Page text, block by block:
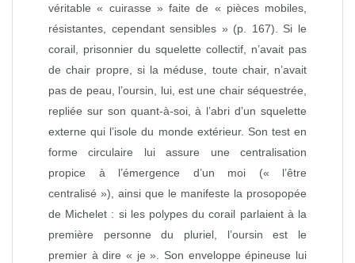
véritable « cuirasse » faite de « pièces mobiles,
résistantes, cependant sensibles » (p. 167). Si le
corail, prisonnier du squelette collectif, n’avait pas
de chair propre, si la méduse, toute chair, n’avait
pas de peau, l’oursin, lui, est une chair séquestrée,
repliée sur son quant‑à‑soi, à l’abri d’un squelette
externe qui l’isole du monde extérieur. Son test en
forme circulaire lui assure une centralisation
propice à l’émergence d’un moi (« l’être
centralisé »), ainsi que le manifeste la prosopopée
de Michelet : si les polypes du corail parlaient à la
première personne du pluriel, l’oursin est le
premier à dire « je ». Son enveloppe épineuse lui